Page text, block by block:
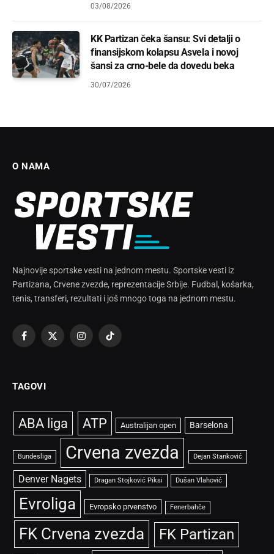
03/08/2026
KK Partizan čeka šansu: Svi detalji o
finansijskom kolapsu Asvela i novoj
šansi za crno-bele da dovedu beka
30/07/2026
O NAMA
Najnovije sportske vesti na jednom mestu. Sportske vesti iz
Partizana, Crvene zvezde, reprezentacije Srbije. Fudbal, košarka,
tenis, transferi, rezultati i još mnogo toga na jednom mestu.
Facebook
X
InstagramTikTok
TAGOVI
ABA liga ATP Australijan open Barselona
Bundesliga Crvena zvezda Dejan Stanković
Denver Nagets Dragan Stojković Piksi Dušan Vlahović
Evroliga Evropsko prvenstvo Fenerbahče
FK Crvena zvezda FK Partizan